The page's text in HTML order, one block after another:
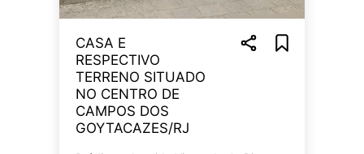
CASA E
RESPECTIVO
TERRENO SITUADO
NO CENTRO DE
CAMPOS DOS
GOYTACAZES/RJ